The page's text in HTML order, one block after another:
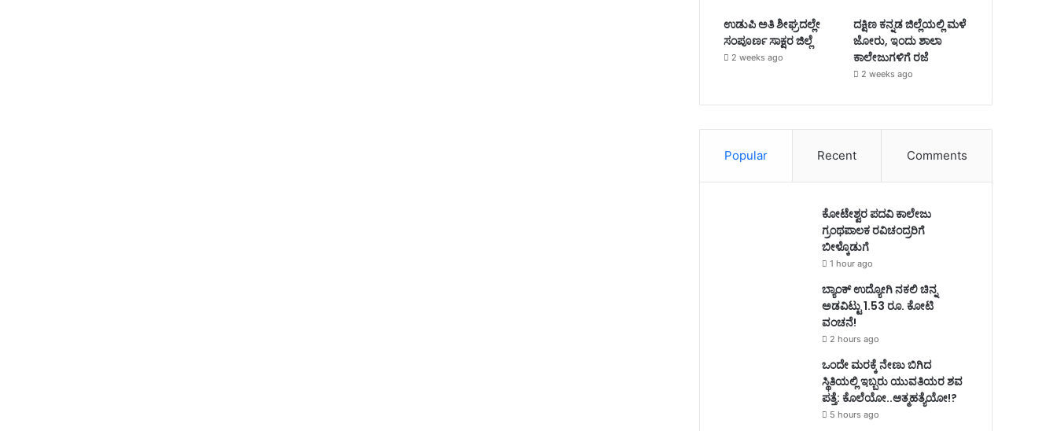
ಉಡುಪಿ ಅತಿ ಶೀಘ್ರದಲ್ಲೇ
ಸಂಪೂರ್ಣ ಸಾಕ್ಷರ ಜಿಲ್ಲೆ
2 weeks ago
ದಕ್ಷಿಣ ಕನ್ನಡ ಜಿಲ್ಲೆಯಲ್ಲಿ ಮಳೆ
ಜೋರು, ಇಂದು ಶಾಲಾ
ಕಾಲೇಜುಗಳಿಗೆ ರಜೆ
2 weeks ago
Popular Recent Comments
ಕೋಟೇಶ್ವರ ಪದವಿ ಕಾಲೇಜು
ಗ್ರಂಥಪಾಲಕ ರವಿಚಂದ್ರರಿಗೆ
ಬೀಳ್ಕೊಡುಗೆ
1 hour ago
ಬ್ಯಾಂಕ್ ಉದ್ಯೋಗಿ ನಕಲಿ ಚಿನ್ನ
ಅಡವಿಟ್ಟು 1.53 ರೂ. ಕೋಟಿ
ವಂಚನೆ!
2 hours ago
ಒಂದೇ ಮರಕ್ಕೆ ನೇಣು ಬಿಗಿದ
ಸ್ಥಿತಿಯಲ್ಲಿ ಇಬ್ಬರು ಯುವತಿಯರ ಶವ
ಪತ್ತೆ: ಕೊಲೆಯೋ..ಆತ್ಮಹತ್ಯೆಯೋ!?
5 hours ago